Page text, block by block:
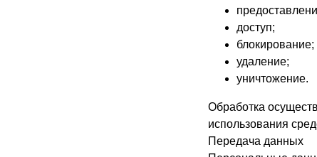
доступ;
блокирование;
удаление;
уничтожение.
Обработка
использования
Передача данных